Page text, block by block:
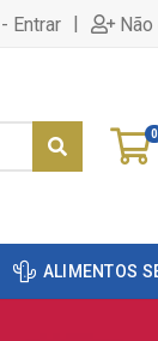
Entrar |
0
ALIMENTOS